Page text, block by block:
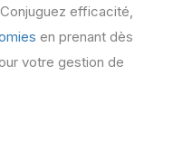
efficacité,
en prenant dès
votre gestion de